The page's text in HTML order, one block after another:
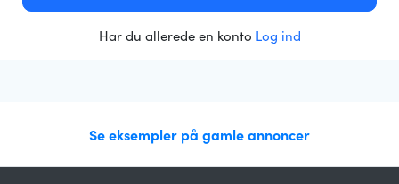
Har du allerede en konto Log ind
Se eksempler på gamle annoncer